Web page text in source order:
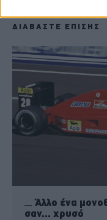
ΔΙΑΒΑΣΤΕ ΕΠΙΣΗΣ
Άλλο ένα
σαν… χρυσό